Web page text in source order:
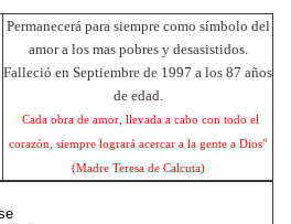
Permanecerá para siempre como símbolo del
amor a los mas pobres y desasistidos.
Falleció en Septiembre de 1997 a los 87 años
de edad.
"Cada obra de amor, llevada a cabo con todo el
corazón, siempre logrará acercar a la gente a Dios"
(Madre Teresa de Calcuta)